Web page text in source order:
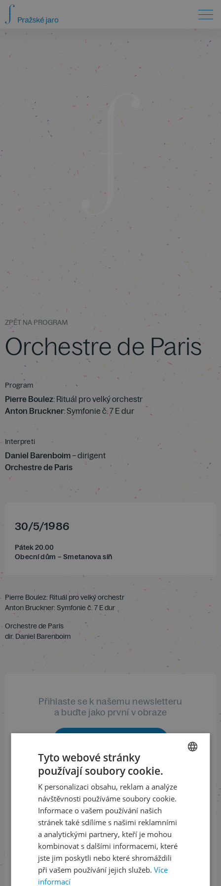
ZPĚT NA PROGRAM
Orchestre de Paris
Program
Pierre Boulez: Rituál pro velký orchestr
Anton Bruckner: Symfonie č. 7 E dur
Interpreti
Daniel Barenboim– dirigent
Orchestre de Paris
30/5/1986
Pátek 20.00
Obecní dům – Smetanova síň
Pierre Boulez: Rituál pro velký orchestr
Anton Bruckner: Symfonie č. 7 E dur
Orchestre de Paris
dir. Daniel Barenboim
Přihlaste se k našemu newsletteru
a buďte jako první v obraze
Sledujte nás na sociálních sítích
LinkedInflickr
Informace o stavu objednávek
+420 461 049 232
ENGLISH
Tyto webové stránky
používají soubory cookie.
K personalizaci obsahu, reklam a analýze
návštěvnosti používáme soubory cookie.
Informace o vašem používání našich
stránek také sdílíme s našimi reklamními
a analytickými partnery, kteří je mohou
kombinovat s dalšími informacemi, které
jste jim poskytli nebo které shromáždili
při vašem používání jejich služeb. Více
informací